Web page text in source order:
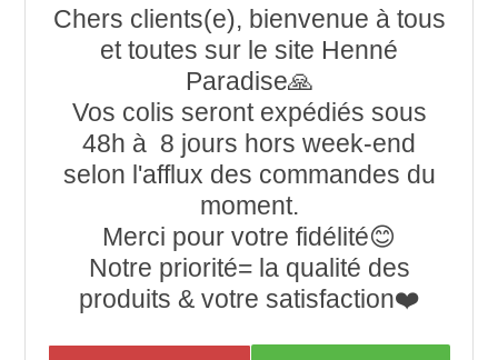
Chers clients(e), bienvenue à tous
et toutes sur le site Henné
Paradise🙏
Vos colis seront expédiés sous
48h à 8 jours hors week-end
selon l'afflux des commandes du
moment.
Merci pour votre fidélité😊
Notre priorité= la qualité des
produits & votre satisfaction❤️